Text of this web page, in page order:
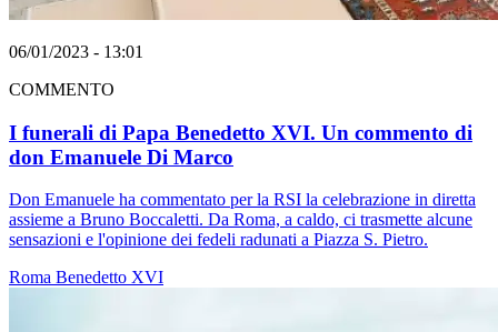
06/01/2023 - 13:01
COMMENTO
I funerali di Papa Benedetto XVI. Un commento di
don Emanuele Di Marco
Don Emanuele ha commentato per la RSI la celebrazione in diretta
assieme a Bruno Boccaletti. Da Roma, a caldo, ci trasmette alcune
sensazioni e l'opinione dei fedeli radunati a Piazza S. Pietro.
Roma Benedetto XVI